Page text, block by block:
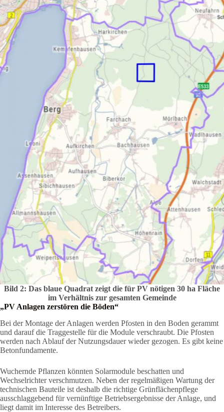
Bild 2: Das blaue Quadrat zeigt die für PV nötigen 30 ha Fläche
im Verhältnis zur gesamten Gemeinde
„PV Anlagen zerstören die Böden“
Bei der Montage der Anlagen werden Pfosten in den Boden gerammt
und darauf die Traggestelle für die Module verschraubt. Die Pfosten
werden nach Ablauf der Nutzungsdauer wieder gezogen. Es gibt keine
Betonfundamente.
Wuchernde Pflanzen könnten Solarmodule beschatten und
Wechselrichter verschmutzen. Neben der regelmäßigen Wartung der
technischen Bauteile ist deshalb die richtige Grünflächenpflege
ausschlaggebend für vernünftige Betriebsergebnisse der Anlage, und
liegt damit im Interesse des Betreibers.